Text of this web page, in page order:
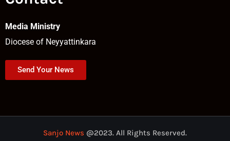
Media Ministry
Diocese of Neyyattinkara
Send Your News
Sanjo News @2023. All Rights Reserved.